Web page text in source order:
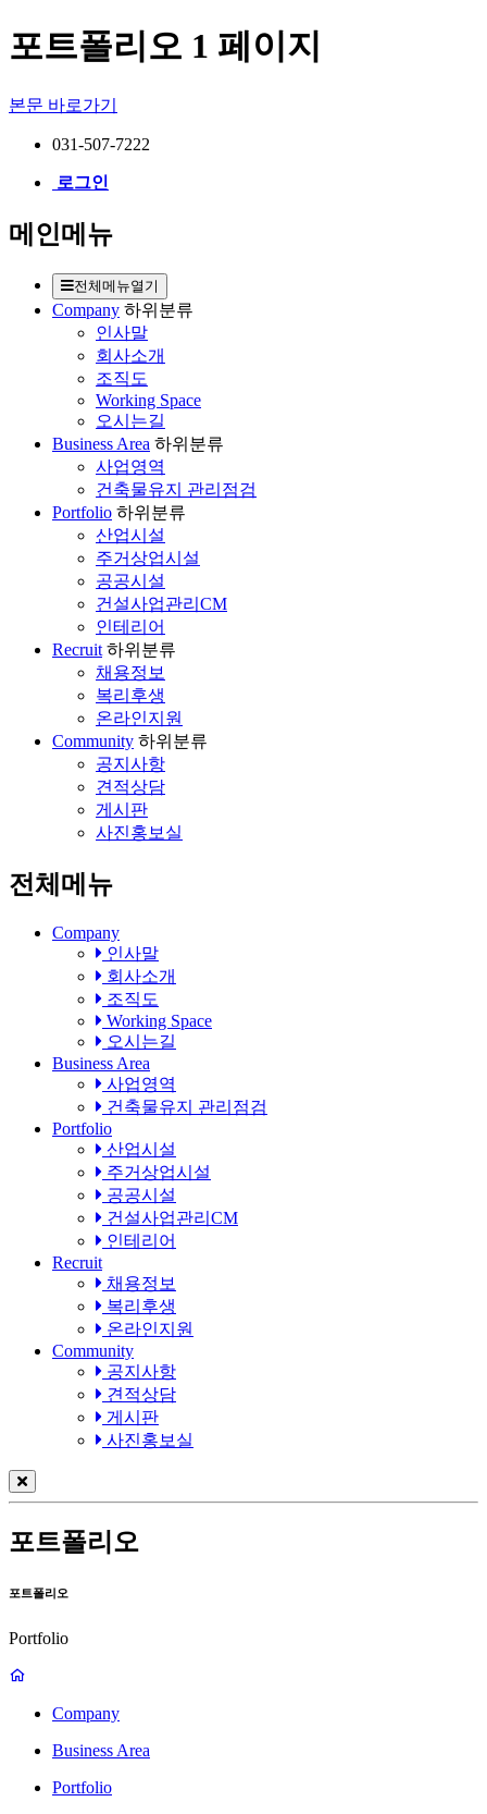
포트폴리오 1 페이지
본문 바로가기
031-507-7222
로그인
메인메뉴
전체메뉴열기
Company 하위분류
인사말
회사소개
조직도
Working Space
오시는길
Business Area 하위분류
사업영역
건축물유지 관리점검
Portfolio 하위분류
산업시설
주거상업시설
공공시설
건설사업관리CM
인테리어
Recruit 하위분류
채용정보
복리후생
온라인지원
Community 하위분류
공지사항
견적상담
게시판
사진홍보실
전체메뉴
Company
인사말
회사소개
조직도
Working Space
오시는길
Business Area
사업영역
건축물유지 관리점검
Portfolio
산업시설
주거상업시설
공공시설
건설사업관리CM
인테리어
Recruit
채용정보
복리후생
온라인지원
Community
공지사항
견적상담
게시판
사진홍보실
포트폴리오
포트폴리오
Portfolio
Company
Business Area
Portfolio